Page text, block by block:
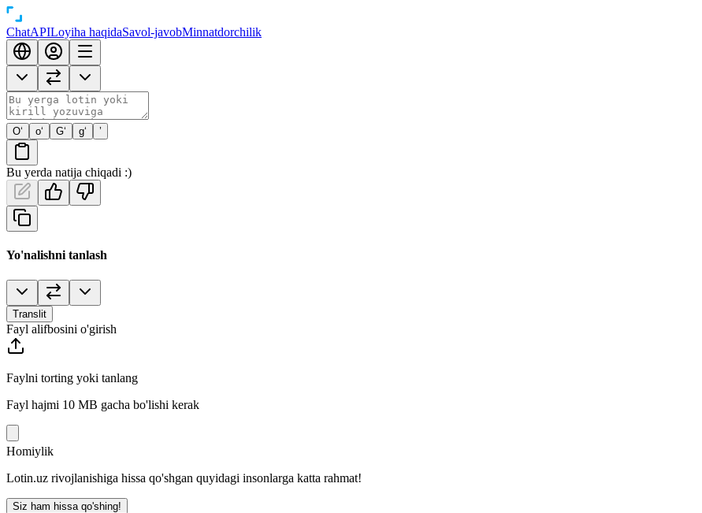
ChatAPILoyiha haqidaSavol-javobMinnatdorchilik
O‘ o‘ G‘ g‘ ’
Bu yerda natija chiqadi :)
Yo'nalishni tanlash
Translit
Fayl alifbosini o'girish
Faylni torting yoki tanlang
Fayl hajmi 10 MB gacha bo'lishi kerak
Homiylik
Lotin.uz rivojlanishiga hissa qo'shgan quyidagi insonlarga katta rahmat!
Siz ham hissa qo'shing!